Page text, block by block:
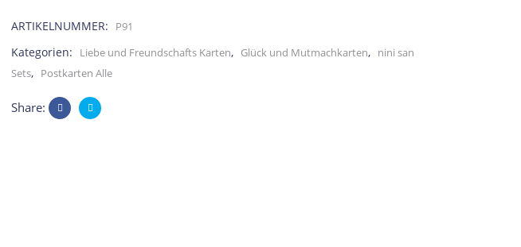
ARTIKELNUMMER: P91
Kategorien: Liebe und Freundschafts Karten, Glück und Mutmachkarten, nini san
Sets, Postkarten Alle
Share: